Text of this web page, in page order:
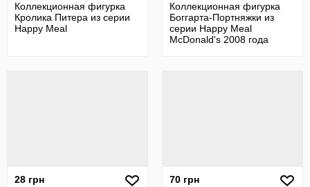
Коллекционная фигурка
Кролика Питера из серии
Happy Meal
Коллекционная фигурка
Боггарта-Портняжки из
серии Happy Meal
McDonald's 2008 года
28 грн
70 грн